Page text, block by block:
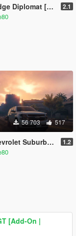
[Add-On / Replace | LODs] 2.1
56 703 517
[Add-On / Replace] 1.2
[Add-On |